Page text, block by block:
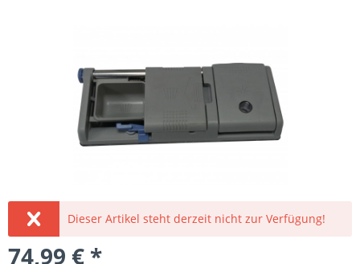
Dieser Artikel steht derzeit nicht zur Verfügung!
74,99 € *